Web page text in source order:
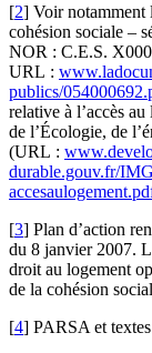
[2] Voir notamment
cohésion sociale –
NOR : C.E.S.
URL :
publics/
relative à l’accès
de l’Écologie, de
(URL :
durable.gouv.fr/
[3] Plan d’action
du 8 janvier 2007.
droit au logement
de la cohésion
[4] PARSA et